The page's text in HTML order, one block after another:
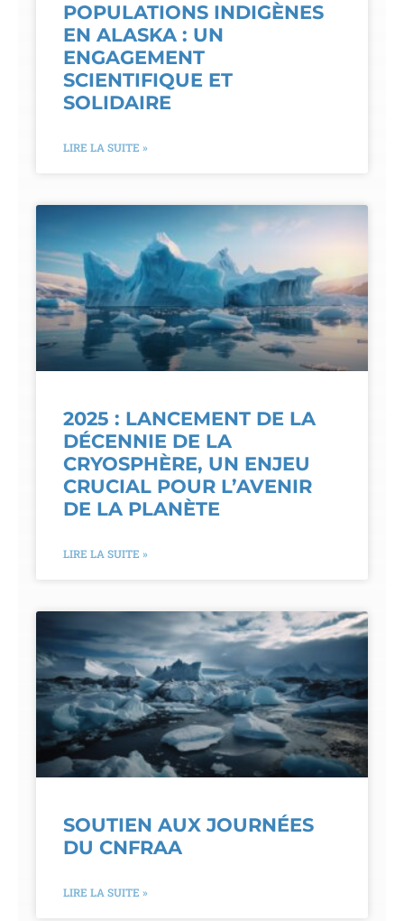
POPULATIONS INDIGÈNES
EN ALASKA : UN
ENGAGEMENT
SCIENTIFIQUE ET
SOLIDAIRE
LIRE LA SUITE »
2025 : LANCEMENT DE LA
DÉCENNIE DE LA
CRYOSPHÈRE, UN ENJEU
CRUCIAL POUR L’AVENIR
DE LA PLANÈTE
LIRE LA SUITE »
SOUTIEN AUX JOURNÉES
DU CNFRAA
LIRE LA SUITE »